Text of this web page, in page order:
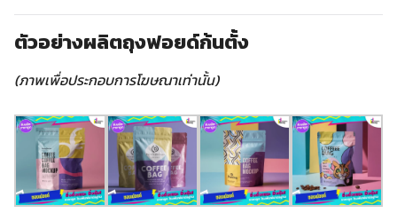
ตัวอย่างผลิตถุงฟอยด์ก้นตั้ง
(ภาพเพื่อประกอบการโฆษณาเท่านั้น)